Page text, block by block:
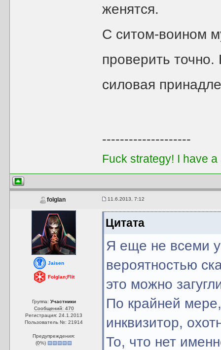
женятся.
С ситом-воином
проверить
силовая
--------------------
Fuck strategy! I have
folglan 11.6.2013, 7:12
Jaisen
Folglan;Flit
Группа: Участники
Сообщений: 470
Регистрация: 24.1.2013
Пользователь №: 21914
Предупреждения:
(0%)
Цитата
Я еще не всеми
вероятностью
это можно
По крайней мере,
инквизитор,
То, что нет